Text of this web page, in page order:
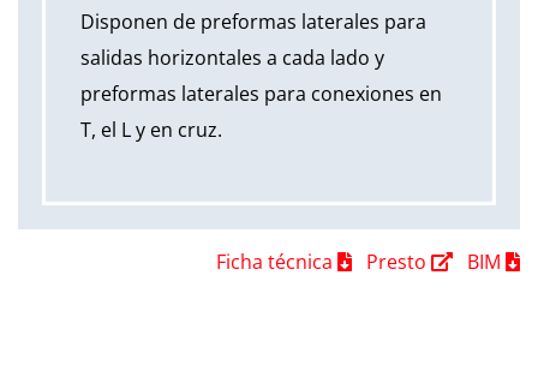
Disponen de preformas laterales para
salidas horizontales a cada lado y
preformas laterales para conexiones en
T, el L y en cruz.
Ficha técnica Presto BIM